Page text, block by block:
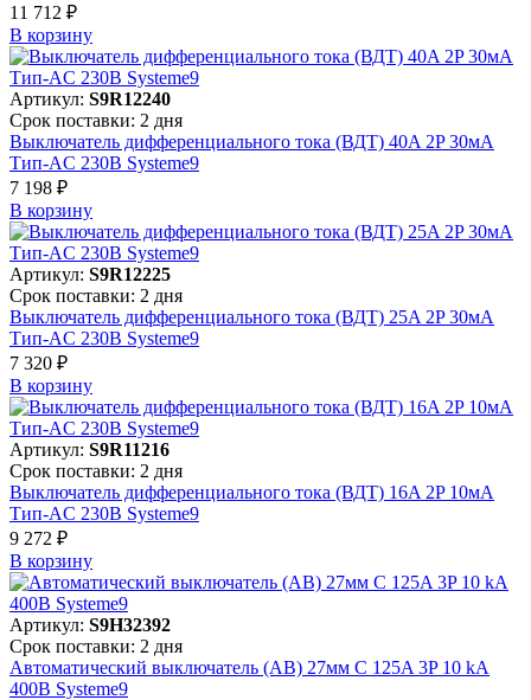
11 712 ₽
В корзинy
Артикул: S9R12240
Срок поставки: 2 дня
Выключатель дифференциального тока (ВДТ) 40A 2P 30мА
Тип-AC 230В Systeme9
7 198 ₽
В корзинy
Артикул: S9R12225
Срок поставки: 2 дня
Выключатель дифференциального тока (ВДТ) 25A 2P 30мА
Тип-AC 230В Systeme9
7 320 ₽
В корзинy
Артикул: S9R11216
Срок поставки: 2 дня
Выключатель дифференциального тока (ВДТ) 16A 2P 10мА
Тип-AC 230В Systeme9
9 272 ₽
В корзинy
Артикул: S9H32392
Срок поставки: 2 дня
Автоматический выключатель (АВ) 27мм C 125A 3P 10 kA
400В Systeme9